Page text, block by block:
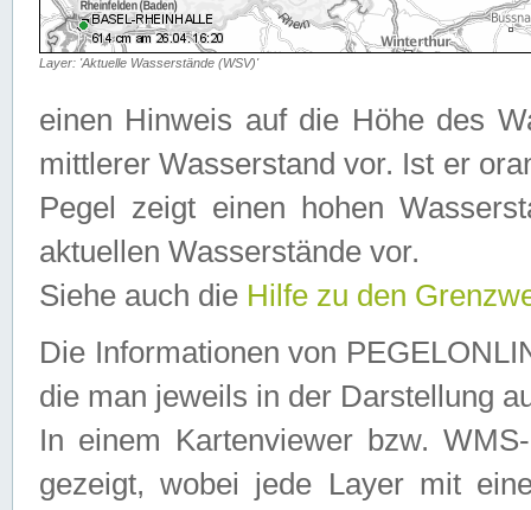
Layer: 'Aktuelle Wasserstände (WSV)'
einen Hinweis auf die Höhe des
mittlerer Wasserstand vor. Ist er
Pegel zeigt einen hohen
aktuellen Wasserstände vor.
Siehe auch die Hilfe zu den
Die Informationen von
die man jeweils in der Darstellung
In einem Kartenviewer bzw.
gezeigt, wobei jede Layer mit